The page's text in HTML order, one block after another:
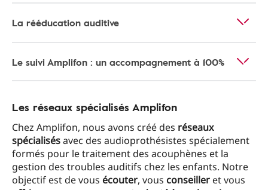
La rééducation auditive
Le suivi Amplifon : un accompagnement à 100%
Les réseaux spécialisés Amplifon
Chez Amplifon, nous avons créé des réseaux
spécialisésavec des audioprothésistes spécialement
formés pour le traitement des acouphènes et la
gestion des troubles auditifs chez les enfants. Notre
objectif est de vous écouter, vous conseiller et vous